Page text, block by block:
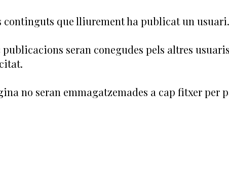
continguts que lliurement ha publicat un usuari.
publicacions seran conegudes pels altres
no seran emmagatzemades a cap fitxer per